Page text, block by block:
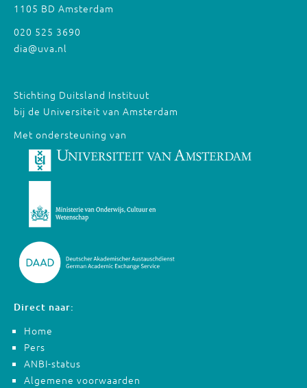
1105 BD Amsterdam
020 525 3690
dia@uva.nl
Stichting Duitsland Instituut
bij de Universiteit van Amsterdam
Met ondersteuning van
Direct naar:
Home
Pers
ANBI-status
Algemene voorwaarden